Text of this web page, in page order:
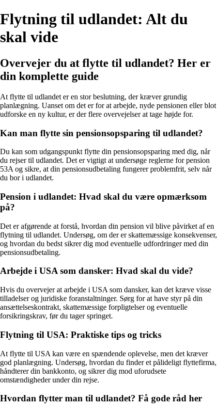
Flytning til udlandet: Alt du
skal vide
Overvejer du at flytte til udlandet? Her er
din komplette guide
At flytte til udlandet er en stor beslutning, der kræver grundig
planlægning. Uanset om det er for at arbejde, nyde pensionen eller blot
udforske en ny kultur, er der flere overvejelser at tage højde for.
Kan man flytte sin pensionsopsparing til udlandet?
Du kan som udgangspunkt flytte din pensionsopsparing med dig, når
du rejser til udlandet. Det er vigtigt at undersøge reglerne for pension
53A og sikre, at din pensionsudbetaling fungerer problemfrit, selv når
du bor i udlandet.
Pension i udlandet: Hvad skal du være opmærksom
på?
Det er afgørende at forstå, hvordan din pension vil blive påvirket af en
flytning til udlandet. Undersøg, om der er skattemæssige konsekvenser,
og hvordan du bedst sikrer dig mod eventuelle udfordringer med din
pensionsudbetaling.
Arbejde i USA som dansker: Hvad skal du vide?
Hvis du overvejer at arbejde i USA som dansker, kan det kræve visse
tilladelser og juridiske foranstaltninger. Sørg for at have styr på din
ansættelseskontrakt, skattemæssige forpligtelser og eventuelle
forsikringskrav, før du tager springet.
Flytning til USA: Praktiske tips og tricks
At flytte til USA kan være en spændende oplevelse, men det kræver
god planlægning. Undersøg, hvordan du finder et pålideligt flyttefirma,
håndterer din bankkonto, og sikrer dig mod uforudsete
omstændigheder under din rejse.
Hvordan flytter man til udlandet? Få gode råd her